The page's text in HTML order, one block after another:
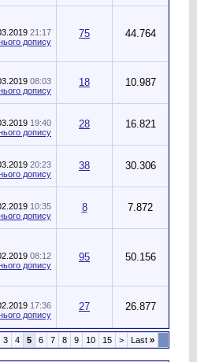
21:17
75 44.764
08:03
18 10.987
19:40
28 16.821
20:23
38 30.306
10:35
8 7.872
08:12
95 50.156
17:36
27 26.877
3 4 5 6 7 8 9 10 15 > Last »